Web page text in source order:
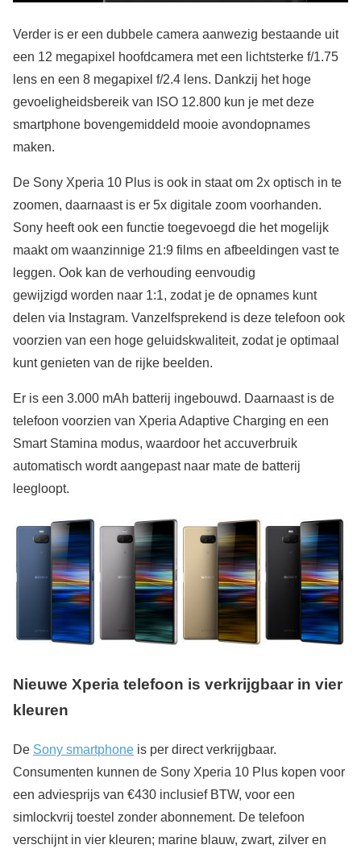
Verder is er een dubbele camera aanwezig bestaande uit
een 12 megapixel hoofdcamera met een lichtsterke f/1.75
lens en een 8 megapixel f/2.4 lens. Dankzij het hoge
gevoeligheidsbereik van ISO 12.800 kun je met deze
smartphone bovengemiddeld mooie avondopnames
maken.
De Sony Xperia 10 Plus is ook in staat om 2x optisch in te
zoomen, daarnaast is er 5x digitale zoom voorhanden.
Sony heeft ook een functie toegevoegd die het mogelijk
maakt om waanzinnige 21:9 films en afbeeldingen vast te
leggen. Ook kan de verhouding eenvoudig
gewijzigd worden naar 1:1, zodat je de opnames kunt
delen via Instagram. Vanzelfsprekend is deze telefoon ook
voorzien van een hoge geluidskwaliteit, zodat je optimaal
kunt genieten van de rijke beelden.
Er is een 3.000 mAh batterij ingebouwd. Daarnaast is de
telefoon voorzien van Xperia Adaptive Charging en een
Smart Stamina modus, waardoor het accuverbruik
automatisch wordt aangepast naar mate de batterij
leegloopt.
Nieuwe Xperia telefoon is verkrijgbaar in vier
kleuren
De Sony smartphone is per direct verkrijgbaar.
Consumenten kunnen de Sony Xperia 10 Plus kopen voor
een adviesprijs van €430 inclusief BTW, voor een
simlockvrij toestel zonder abonnement. De telefoon
verschijnt in vier kleuren; marine blauw, zwart, zilver en